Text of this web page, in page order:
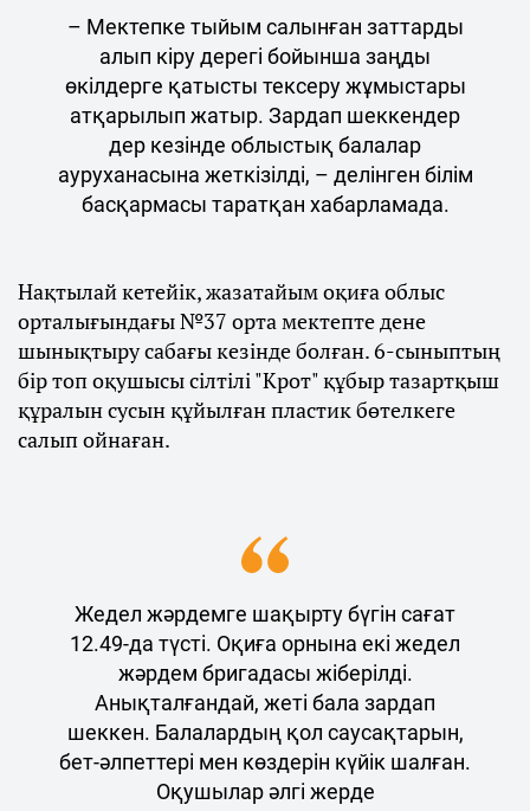
– Мектепке тыйым салынған заттарды
алып кіру дерегі бойынша заңды
өкілдерге қатысты тексеру жұмыстары
атқарылып жатыр. Зардап шеккендер
дер кезінде облыстық балалар
ауруханасына жеткізілді, – делінген білім
басқармасы таратқан хабарламада.
Нақтылай кетейік, жазатайым оқиға облыс
орталығындағы №37 орта мектепте дене
шынықтыру сабағы кезінде болған. 6-сыныптың
бір топ оқушысы сілтілі "Крот" құбыр тазартқыш
құралын сусын құйылған пластик бөтелкеге
салып ойнаған.
Жедел жәрдемге шақырту бүгін сағат
12.49-да түсті. Оқиға орнына екі жедел
жәрдем бригадасы жіберілді.
Анықталғандай, жеті бала зардап
шеккен. Балалардың қол саусақтарын,
бет-әлпеттері мен көздерін күйік шалған.
Оқушылар әлгі жерде